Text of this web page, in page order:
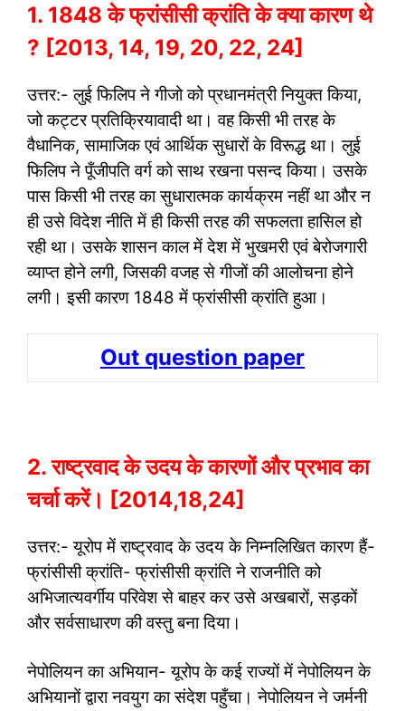
1. 1848 के फ्रांसीसी क्रांति के क्या कारण थे
? [2013, 14, 19, 20, 22, 24]
उत्तर:- लुई फिलिप ने गीजो को प्रधानमंत्री नियुक्त किया,
जो कट्टर प्रतिक्रियावादी था। वह किसी भी तरह के
वैधानिक, सामाजिक एवं आर्थिक सुधारों के विरूद्ध था। लुई
फिलिप ने पूँजीपति वर्ग को साथ रखना पसन्द किया। उसके
पास किसी भी तरह का सुधारात्मक कार्यक्रम नहीं था और न
ही उसे विदेश नीति में ही किसी तरह की सफलता हासिल हो
रही था। उसके शासन काल में देश में भुखमरी एवं बेरोजगारी
व्याप्त होने लगी, जिसकी वजह से गीजों की आलोचना होने
लगी। इसी कारण 1848 में फ्रांसीसी क्रांति हुआ।
Out question paper
2. राष्ट्रवाद के उदय के कारणों और प्रभाव का
चर्चा करें। [2014,18,24]
उत्तर:- यूरोप में राष्ट्रवाद के उदय के निम्नलिखित कारण हैं-
फ्रांसीसी क्रांति- फ्रांसीसी क्रांति ने राजनीति को
अभिजात्यवर्गीय परिवेश से बाहर कर उसे अखबारों, सड़कों
और सर्वसाधारण की वस्तु बना दिया।
नेपोलियन का अभियान- यूरोप के कई राज्यों में नेपोलियन के
अभियानों द्वारा नवयुग का संदेश पहुँचा। नेपोलियन ने जर्मनी